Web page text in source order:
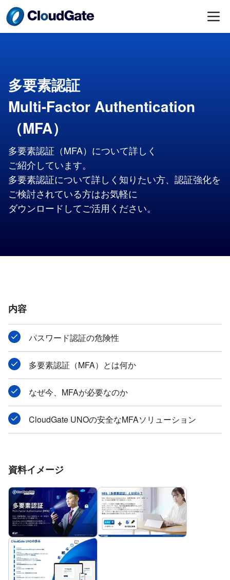
多要素認証
Multi-Factor Authentication​
（MFA）
多要素認証​（MFA）に​ついて​詳しく​
ご紹介しています。
多要素認証に​ついて​詳しく​知りたい方、​認証強化を​
ご検討されている方は​お気軽に​
ダウンロードして​ご活用ください。
内容
パスワード認証の​危険性
多要素認証​（MFA）とは​何か
な​ぜ今、​MFAが​必要なのか
CloudGate UNOの​安全な​MFAソリューション
資料イメージ